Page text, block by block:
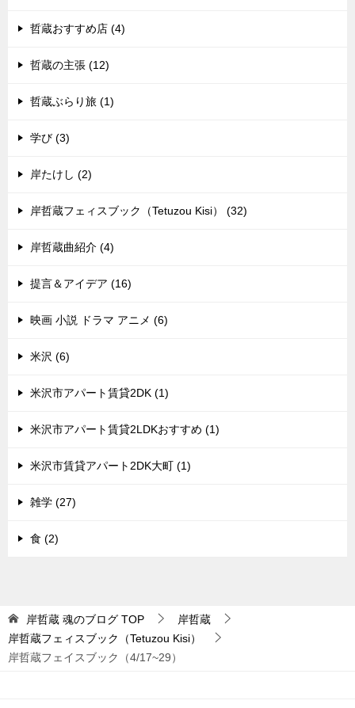
哲蔵おすすめ店 (4)
哲蔵の主張 (12)
哲蔵ぶらり旅 (1)
学び (3)
岸たけし (2)
岸哲蔵フェィスブック（Tetuzou Kisi） (32)
岸哲蔵曲紹介 (4)
提言＆アイデア (16)
映画 小説 ドラマ アニメ (6)
米沢 (6)
米沢市アパート賃貸2DK (1)
米沢市アパート賃貸2LDKおすすめ (1)
米沢市賃貸アパート2DK大町 (1)
雑学 (27)
食 (2)
岸哲蔵 魂のブログ TOP
岸哲蔵
岸哲蔵フェィスブック（Tetuzou Kisi）
岸哲蔵フェイスブック（4/17~29）